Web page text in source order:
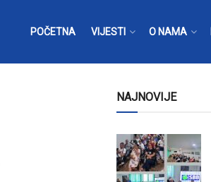
POČETNA VIJESTI O NAMA
NAJNOVIJE